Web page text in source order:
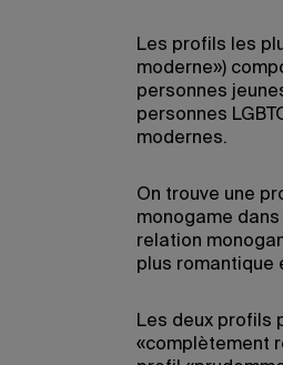
Les profils les
moderne»)
personnes
personnes
modernes.
On trouve une
monogame
relation
plus romantique
Les deux profils
«complètement